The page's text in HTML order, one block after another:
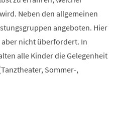
Neben den allgemeinen
angeboten. Hier
nicht überfordert. In
alle Kinder die Gelegenheit
Sommer-,